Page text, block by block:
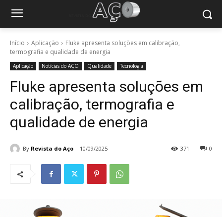
Início Aplicação
Fluke apresenta soluções em calibração,
termografia e qualidade de energia
Aplicação Notícias do AÇO Qualidade Tecnologia
Fluke apresenta soluções em
calibração, termografia e
qualidade de energia
By Revista do Aço 10/09/2025 0
371